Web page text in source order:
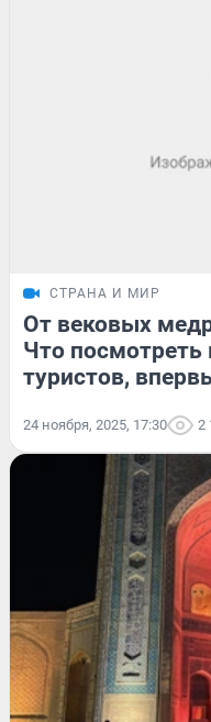
СТРАНА И МИР
От вековых
Что посмотреть
туристов,
24 ноября, 2025, 17:30 2